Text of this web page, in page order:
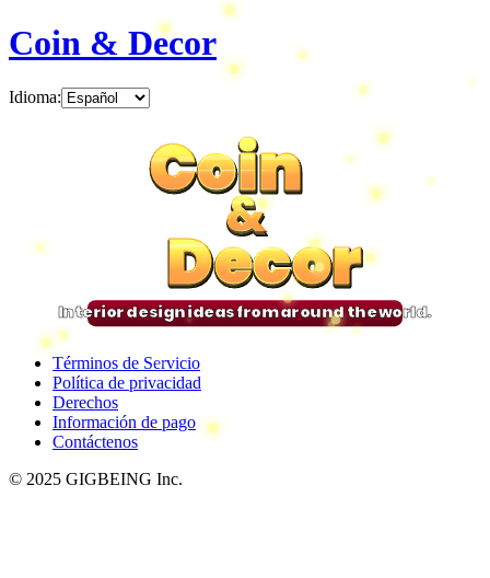
Coin & Decor
Idioma:
Coin
&
Decor
Coin
&
Decor
Coin
&
Decor
Coin
&
Decor
Interior design ideas from around the world.
Términos de Servicio
Política de privacidad
Derechos
Información de pago
Contáctenos
© 2025 GIGBEING Inc.